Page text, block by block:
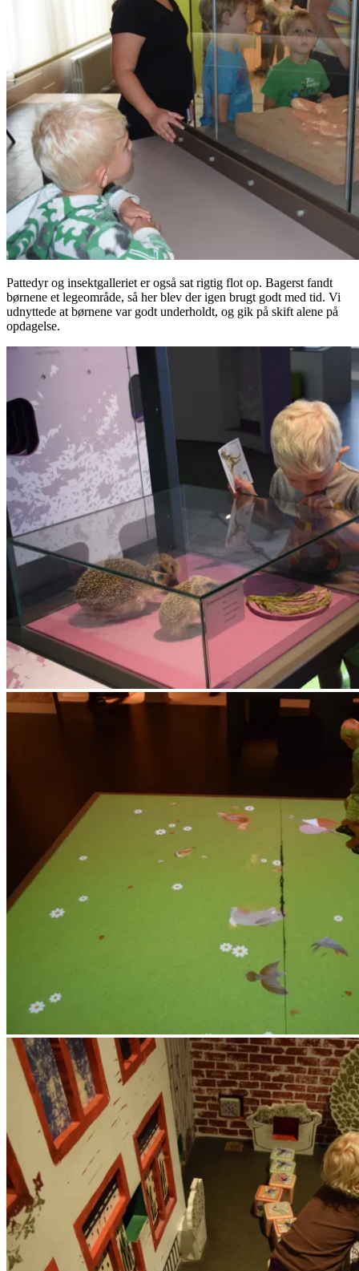
Pattedyr og insektgalleriet er også sat rigtig flot op. Bagerst fandt
børnene et legeområde, så her blev der igen brugt godt med tid. Vi
udnyttede at børnene var godt underholdt, og gik på skift alene på
opdagelse.